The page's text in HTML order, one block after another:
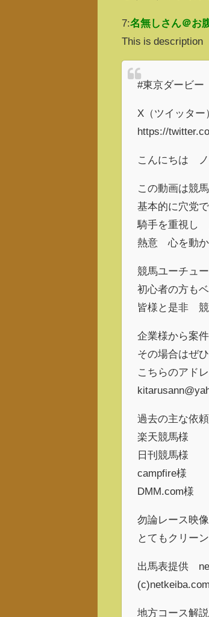
7:名無しさん＠お
This is description
#東京ダービ
X（ツイッター
https://
こんにちは
この動画は競
基本的に穴党
騎手を重視し
熱意 心を動か
競馬ユーチュ
初心者の方も
皆様と是非 競
企業様から案
その場合はぜひ
こちらのアド
過去の主な依
楽天競馬様
日刊競馬様
campfire様
DMM.com様
勿論レース映
とてもクリー
出馬表提供
(c)netkeiba.com
地方コース解